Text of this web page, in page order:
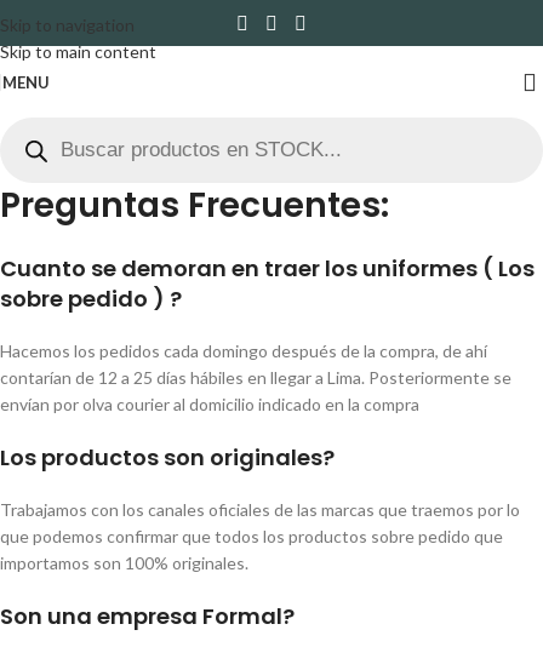
Skip to navigation
Skip to main content
MENU
Preguntas Frecuentes:
Cuanto se demoran en traer los uniformes ( Los
sobre pedido ) ?
Hacemos los pedidos cada domingo después de la compra, de ahí
contarían de 12 a 25 días hábiles en llegar a Lima. Posteriormente se
envían por olva courier al domicilio indicado en la compra
Los productos son originales?
Trabajamos con los canales oficiales de las marcas que traemos por lo
que podemos confirmar que todos los productos sobre pedido que
importamos son 100% originales.
Son una empresa Formal?